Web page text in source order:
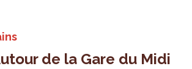
de la Gare du Midi